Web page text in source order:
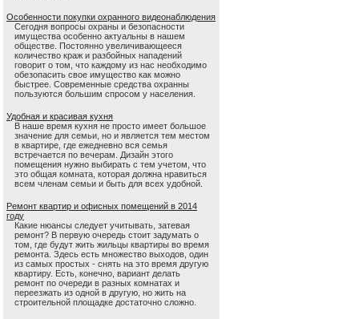
Особенности покупки охранного видеонаблюдения
Сегодня вопросы охраны и безопасности
имущества особенно актуальны в нашем
обществе. Постоянно увеличивающееся
количество краж и разбойных нападений
говорит о том, что каждому из нас необходимо
обезопасить свое имущество как можно
быстрее. Современные средства охранны
пользуются большим спросом у населения.
Удобная и красивая кухня
В наше время кухня не просто имеет большое
значение для семьи, но и является тем местом
в квартире, где ежедневно вся семья
встречается по вечерам. Дизайн этого
помещения нужно выбирать с тем учетом, что
это общая комната, которая должна нравиться
всем членам семьи и быть для всех удобной.
Ремонт квартир и офисных помещений в 2014
году
Какие нюансы следует учитывать, затевая
ремонт? В первую очередь стоит задумать о
том, где будут жить жильцы квартиры во время
ремонта. Здесь есть множество выходов, один
из самых простых - снять на это время другую
квартиру. Есть, конечно, вариант делать
ремонт по очереди в разных комнатах и
переезжать из одной в другую, но жить на
строительной площадке достаточно сложно.